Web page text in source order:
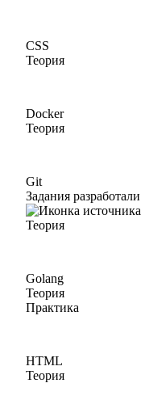
CSS
Теория
Docker
Теория
Git
Задания
Теория
Golang
Теория
Практика
HTML
Теория